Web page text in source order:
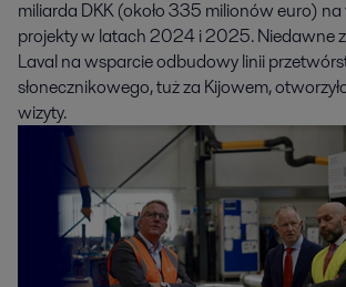
miliarda DKK (około 335 milionów euro)
projekty w latach 2024 i 2025. Niedawne
Laval na wsparcie odbudowy linii
słonecznikowego, tuż za Kijowem,
wizyty.